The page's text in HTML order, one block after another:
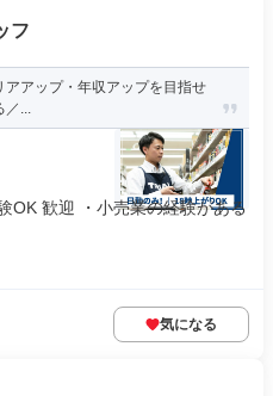
フ
アアップ・年収アップを目指せ
／...
OK 歓迎 ・小売業の経験がある
気になる